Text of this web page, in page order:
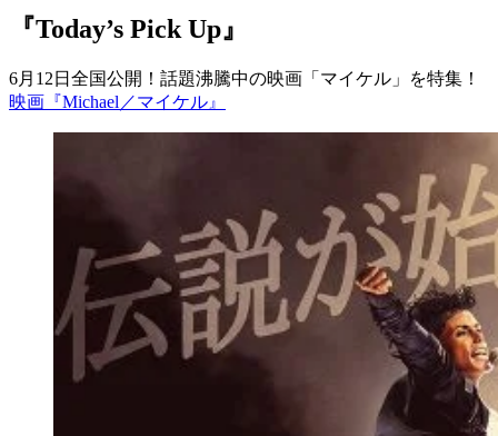
『Today’s Pick Up』
6月12日全国公開！話題沸騰中の映画「マイケル」を特集！
映画『Michael／マイケル』